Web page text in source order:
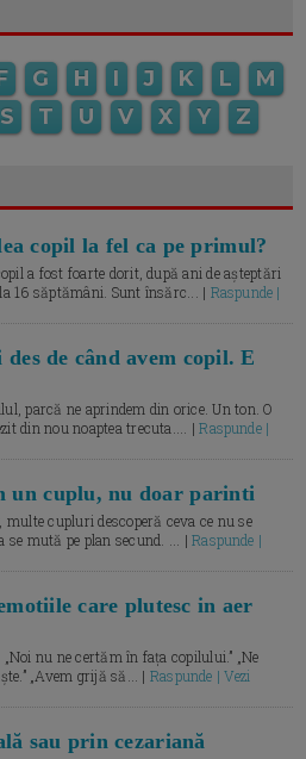
G H I J K L
M
S T U V X Y Z
copil la fel ca pe primul?
a fost foarte dorit, după ani de așteptări
16 săptămâni. Sunt însărc... | Raspunde |
de când avem copil. E
parcă ne aprindem din orice. Un ton. O
din nou noaptea trecuta.... |Raspunde |
un cuplu, nu doar parinti
multe cupluri descoperă ceva ce nu se
se mută pe plan secund. ... |Raspunde |
care plutesc in aer
nu ne certăm în fața copilului.” „Ne
„Avem grijă să... | Raspunde | Vezi
sau prin cezariană